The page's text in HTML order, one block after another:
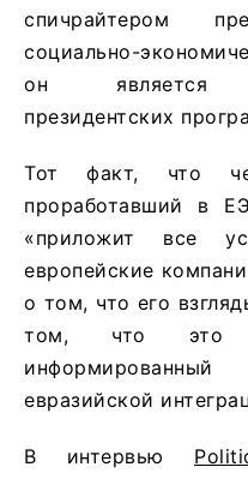
спичрайтером
социально-
он является
президентских
Тот факт, что
проработавший в
«приложит все
европейские
о том, что его
том, что это
евразийской
В интервью